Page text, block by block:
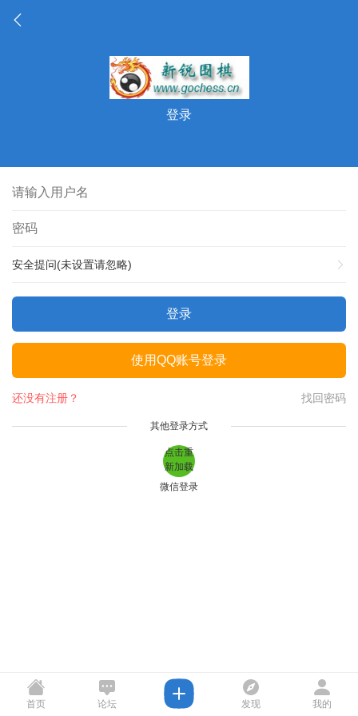
登录
安全提问(未设置请忽略)
登录
使用QQ账号登录
找回密码
还没有注册？
其他登录方式
点击重
新加载
微信登录
首页 论坛 发现 我的